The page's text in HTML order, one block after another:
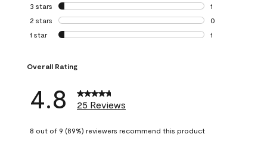
0 reviews with 4
3 stars stars
1
1 review with 3
2 stars stars
0
0 reviews with 2
1 star stars
1
Overall Rating
4.8 25 Reviews
8 out of 9 (89%) reviewers recommend this product